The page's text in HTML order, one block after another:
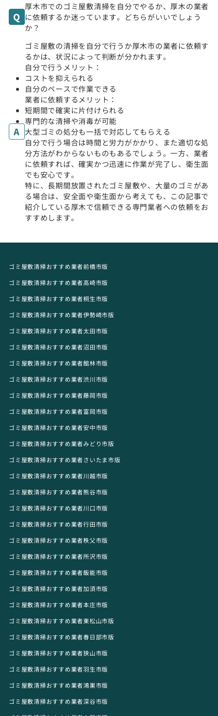
厚木市でのゴミ屋敷清掃を自分でやるか、厚木の業者
に依頼するか迷っています。どちらがいいでしょう
か？
ゴミ屋敷の清掃を自分で行うか厚木市の業者に依頼す
るかは、状況によって判断が分かれます。
自分で行うメリット：
コストを抑えられる
自分のペースで作業できる
業者に依頼するメリット：
短期間で確実に片付けられる
専門的な清掃や消毒が可能
大型ゴミの処分も一括で対応してもらえる
自分で行う場合は時間と労力がかかり、また適切な処
分方法がわからないものもあるでしょう。一方、業者
に依頼すれば、確実かつ迅速に作業が完了し、衛生面
でも安心です。
特に、長期間放置されたゴミ屋敷や、大量のゴミがあ
る場合は、安全面や衛生面から考えても、この記事で
紹介している厚木で信頼できる専門業者への依頼をお
すすめします。
ゴミ屋敷清掃おすすめ業者前橋市版
ゴミ屋敷清掃おすすめ業者高崎市版
ゴミ屋敷清掃おすすめ業者桐生市版
ゴミ屋敷清掃おすすめ業者伊勢崎市版
ゴミ屋敷清掃おすすめ業者太田市版
ゴミ屋敷清掃おすすめ業者沼田市版
ゴミ屋敷清掃おすすめ業者館林市版
ゴミ屋敷清掃おすすめ業者渋川市版
ゴミ屋敷清掃おすすめ業者藤岡市版
ゴミ屋敷清掃おすすめ業者富岡市版
ゴミ屋敷清掃おすすめ業者安中市版
ゴミ屋敷清掃おすすめ業者みどり市版
ゴミ屋敷清掃おすすめ業者さいたま市版
ゴミ屋敷清掃おすすめ業者川越市版
ゴミ屋敷清掃おすすめ業者熊谷市版
ゴミ屋敷清掃おすすめ業者川口市版
ゴミ屋敷清掃おすすめ業者行田市版
ゴミ屋敷清掃おすすめ業者秩父市版
ゴミ屋敷清掃おすすめ業者所沢市版
ゴミ屋敷清掃おすすめ業者飯能市版
ゴミ屋敷清掃おすすめ業者加須市版
ゴミ屋敷清掃おすすめ業者本庄市版
ゴミ屋敷清掃おすすめ業者東松山市版
ゴミ屋敷清掃おすすめ業者春日部市版
ゴミ屋敷清掃おすすめ業者狭山市版
ゴミ屋敷清掃おすすめ業者羽生市版
ゴミ屋敷清掃おすすめ業者鴻巣市版
ゴミ屋敷清掃おすすめ業者深谷市版